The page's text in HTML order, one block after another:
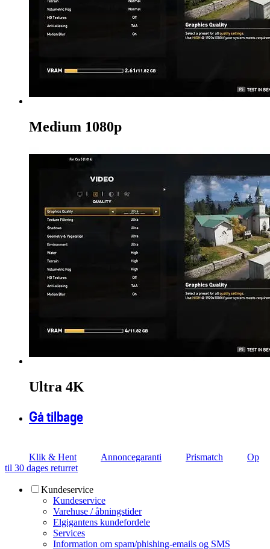
Medium 1080p
Ultra 4K
Gå tilbage
Klik & Hent Annoncegaranti Prismatch
Op
til 30 dages returret
Kundeservice
Kundeservice
Varehuse / åbningstider
Elgigantens kundefordele
Services
Information om spam/phishing-emails og SMS